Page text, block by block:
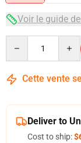
Voir le guide
Cette vente
Deliver to
Cost to ship: